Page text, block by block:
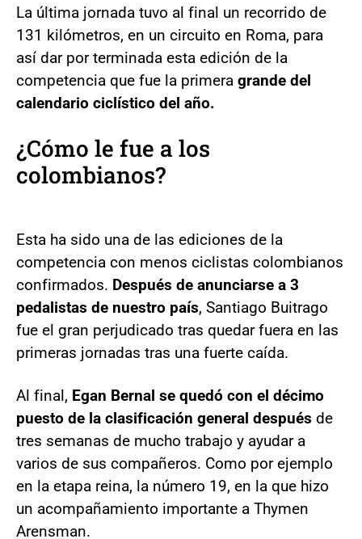
La última jornada tuvo al final un recorrido de
131 kilómetros, en un circuito en Roma, para
así dar por terminada esta edición de la
competencia que fue la primera grande del
calendario ciclístico del año.
¿Cómo le fue a los
colombianos?
Esta ha sido una de las ediciones de la
competencia con menos ciclistas colombianos
confirmados. Después de anunciarse a 3
pedalistas de nuestro país, Santiago Buitrago
fue el gran perjudicado tras quedar fuera en las
primeras jornadas tras una fuerte caída.
Al final, Egan Bernal se quedó con el décimo
puesto de la clasificación general después de
tres semanas de mucho trabajo y ayudar a
varios de sus compañeros. Como por ejemplo
en la etapa reina, la número 19, en la que hizo
un acompañamiento importante a Thymen
Arensman.